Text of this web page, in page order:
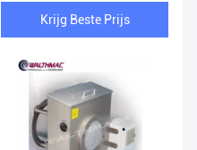
Krijg Beste Prijs